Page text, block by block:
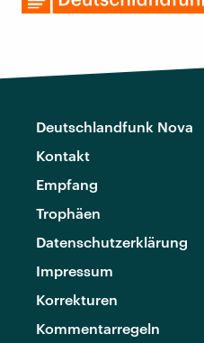
Deutschlandfunk Nova
Kontakt
Empfang
Trophäen
Datenschutzerklärung
Impressum
Korrekturen
Kommentarregeln